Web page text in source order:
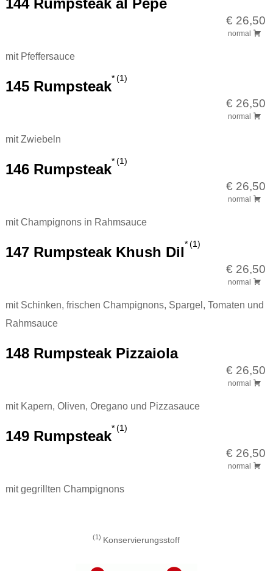
€ 26,50
normal
mit Pfeffersauce
145 Rumpsteak 1
€ 26,50
normal
mit Zwiebeln
146 Rumpsteak 1
€ 26,50
normal
mit Champignons in Rahmsauce
147 Rumpsteak Khush Dil 1
€ 26,50
normal
mit Schinken, frischen Champignons, Spargel, Tomaten und
Rahmsauce
148 Rumpsteak Pizzaiola
€ 26,50
normal
mit Kapern, Oliven, Oregano und Pizzasauce
149 Rumpsteak 1
€ 26,50
normal
mit gegrillten Champignons
1 Konservierungsstoff